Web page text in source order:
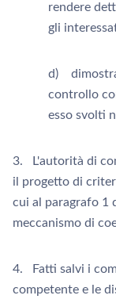
rendere
gli
d)
controllo
esso svolti
3. L'autorità di
il progetto di
cui al paragrafo 1
meccanismo di
4. Fatti salvi i
competente e le